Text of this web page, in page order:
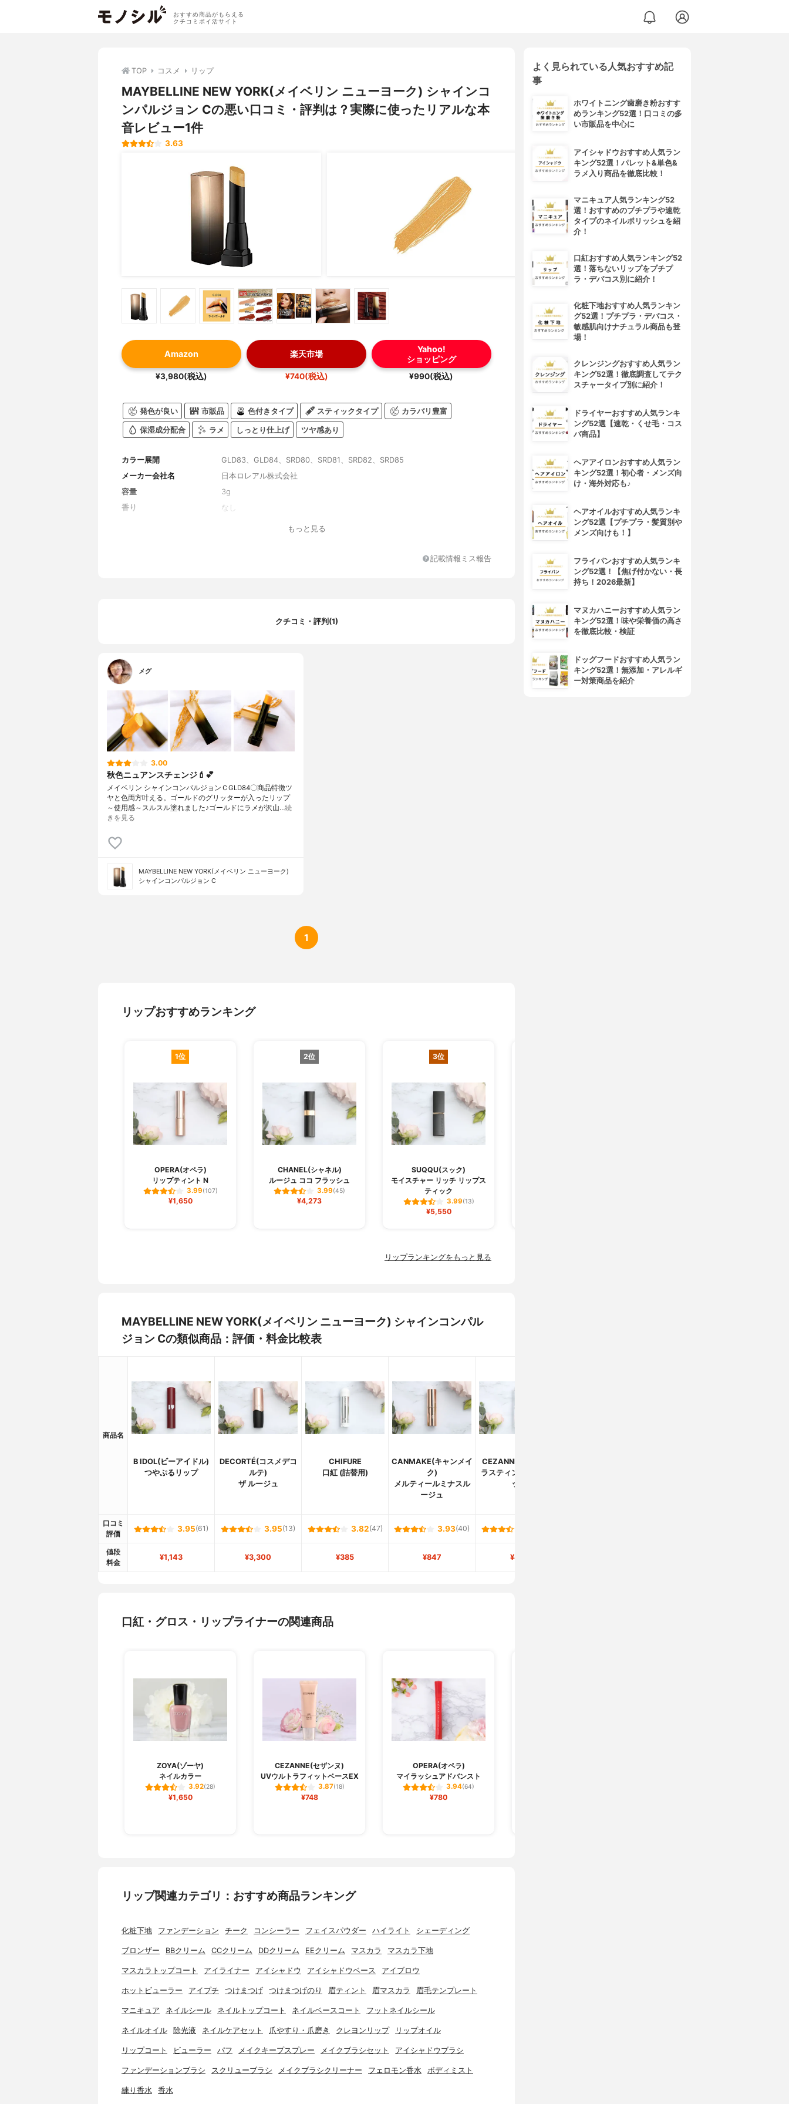
おすすめ商品がもらえる
クチコミポイ活サイト
TOP コスメ リップ
MAYBELLINE NEW YORK(メイベリン ニューヨーク) シャインコ
ンパルジョン Cの悪い口コミ・評判は？実際に使ったリアルな本
音レビュー1件
3.63
Amazon
¥3,980(税込)
楽天市場
¥740(税込)
Yahoo!
ショッピング
¥990(税込)
発色が良い 市販品 色付きタイプ スティックタイプ カラバリ豊富
保湿成分配合 ラメ しっとり仕上げ ツヤ感あり
カラー展開
GLD83、GLD84、SRD80、SRD81、SRD82、SRD85
メーカー会社名
日本ロレアル株式会社
容量
3g
香り
なし
もっと見る
記載情報ミス報告
クチコミ・評判(1)
メグ
3.00
秋色ニュアンスチェンジ💄💕
メイベリン シャインコンパルジョンＣGLD84〇商品特徴ツ
ヤと色両方叶える。ゴールドのグリッターが入ったリップ
～使用感～スルスル塗れました♪ゴールドにラメが沢山…続
きを見る
MAYBELLINE NEW YORK(メイベリン ニューヨーク)
シャインコンパルジョン C
1
リップおすすめランキング
1位
OPERA(オペラ)
リップティント N
3.99(107)
¥1,650
2位
CHANEL(シャネル)
ルージュ ココ フラッシュ
3.99(45)
¥4,273
3位
SUQQU(スック)
モイスチャー リッチ リップス
ティック
3.99(13)
¥5,550
リップランキングをもっと見る
MAYBELLINE NEW YORK(メイベリン ニューヨーク) シャインコンパル
ジョン Cの類似商品：評価・料金比較表
商品名
B IDOL(ビーアイドル)
つやぷるリップ
DECORTÉ(コスメデコ
ルテ)
ザ ルージュ
CHIFURE
口紅 (詰替用)
CANMAKE(キャンメイ
ク)
メルティールミナスル
ージュ
CEZANNE(セザンヌ)
ラスティンググロスリ
ップ
口コミ
評価
3.95(61) 3.95(13) 3.82(47) 3.93(40)
値段
料金
¥1,143 ¥3,300 ¥385 ¥847 ¥412
口紅・グロス・リップライナーの関連商品
ZOYA(ゾーヤ)
ネイルカラー
3.92(28)
¥1,650
CEZANNE(セザンヌ)
UVウルトラフィットベースEX
3.87(18)
¥748
OPERA(オペラ)
マイラッシュアドバンスト
3.94(64)
¥780
リップ関連カテゴリ：おすすめ商品ランキング
化粧下地 ファンデーション チーク コンシーラー フェイスパウダー ハイライト シェーディング
ブロンザー BBクリーム CCクリーム DDクリーム EEクリーム マスカラ マスカラ下地
マスカラトップコート アイライナー アイシャドウ アイシャドウベース アイブロウ
ホットビューラー アイプチ つけまつげ つけまつげのり 眉ティント 眉マスカラ 眉毛テンプレート
マニキュア ネイルシール ネイルトップコート ネイルベースコート フットネイルシール
ネイルオイル 除光液 ネイルケアセット 爪やすり・爪磨き クレヨンリップ リップオイル
リップコート ビューラー パフ メイクキープスプレー メイクブラシセット アイシャドウブラシ
ファンデーションブラシ スクリューブラシ メイクブラシクリーナー フェロモン香水 ボディミスト
練り香水 香水
よく見られている人気おすすめ記
事
ホワイトニング歯磨き粉おすす
めランキング52選！口コミの多
い市販品を中心に
アイシャドウおすすめ人気ラン
キング52選！パレット&単色&
ラメ入り商品を徹底比較！
マニキュア人気ランキング52
選！おすすめのプチプラや速乾
タイプのネイルポリッシュを紹
介！
口紅おすすめ人気ランキング52
選！落ちないリップをプチプ
ラ・デパコス別に紹介！
化粧下地おすすめ人気ランキン
グ52選！プチプラ・デパコス・
敏感肌向けナチュラル商品も登
場！
クレンジングおすすめ人気ラン
キング52選！徹底調査してテク
スチャータイプ別に紹介！
ドライヤーおすすめ人気ランキ
ング52選【速乾・くせ毛・コス
パ商品】
ヘアアイロンおすすめ人気ラン
キング52選！初心者・メンズ向
け・海外対応も♪
ヘアオイルおすすめ人気ランキ
ング52選【プチプラ・髪質別や
メンズ向けも！】
フライパンおすすめ人気ランキ
ング52選！【焦げ付かない・長
持ち！2026最新】
マヌカハニーおすすめ人気ラン
キング52選！味や栄養価の高さ
を徹底比較・検証
ドッグフードおすすめ人気ラン
キング52選！無添加・アレルギ
ー対策商品を紹介